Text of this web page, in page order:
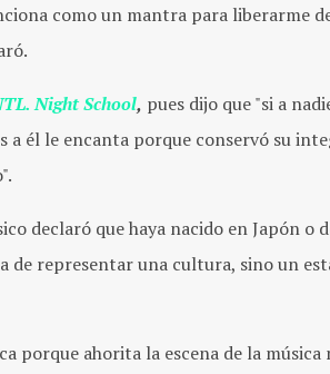
como un mantra para liberarme
Night School, pues dijo que "si a
a él le encanta porque conservó su
declaró que haya nacido en Japón o
de representar una cultura, sino un
porque ahorita la escena de la música